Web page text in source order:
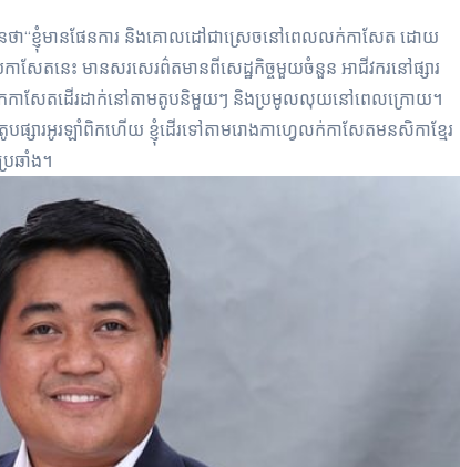
“ខ្ញុំ​មាន​ផែនការ និង​គោលដៅ​ជាស្រេច​នៅពេល​លក់​កាសែត ដោយ​
សែត​នេះ មាន​សរសេរ​ព៌​ត​មាន​ពី​សេដ្ឋកិច្ច​មួយចំនួន អាជីវករ​នៅ​ផ្សារ​
កាសែត​ដើរ​ដាក់​នៅតាម​តូប​និមួយៗ និង​ប្រមូល​លុយ​នៅពេល​ក្រោយ។
ប​ផ្សារ​អូរ​ឡាំ​ពិ​ក​ហើយ ខ្ញុំ​ដើរទៅ​តាម​រោង​កាហ្វេ​លក់​កាសែត​មនសិកា​ខ្មែរ
ឆាំង។